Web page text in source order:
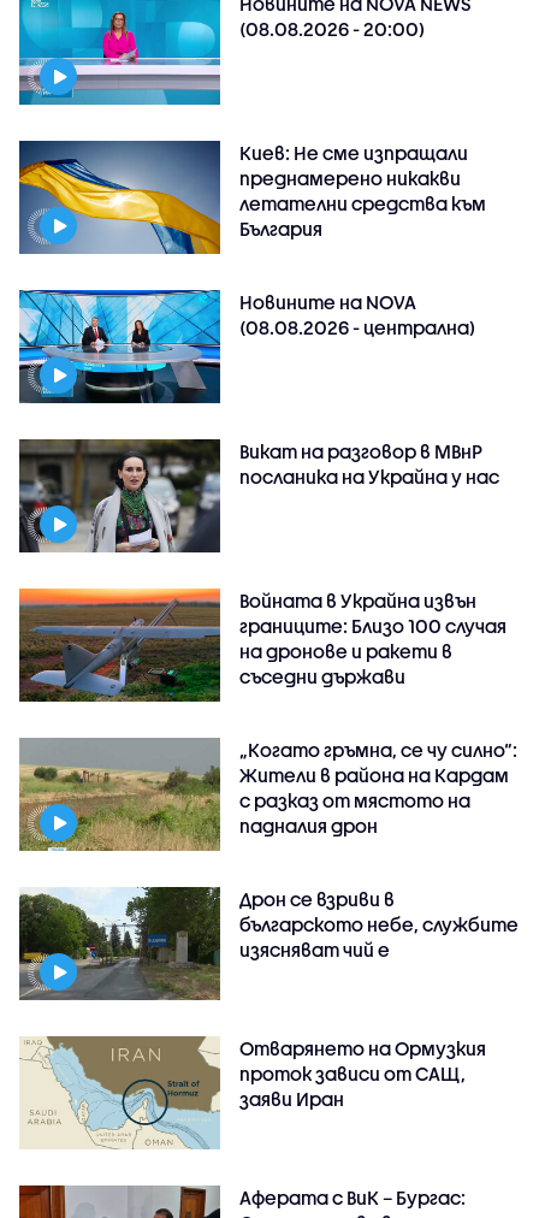
(08.08.2026 - 20:00)
Киев: Не сме изпращали
преднамерено никакви
летателни средства към
България
Новините на NOVA
(08.08.2026 - централна)
Викат на разговор в МВнР
посланика на Украйна у нас
Войната в Украйна извън
границите: Близо 100 случая
на дронове и ракети в
съседни държави
„Когато гръмна, се чу силно“:
Жители в района на Кардам
с разказ от мястото на
падналия дрон
Дрон се взриви в
българското небе, службите
изясняват чий е
Отварянето на Ормузкия
проток зависи от САЩ,
заяви Иран
Аферата с ВиК – Бургас: